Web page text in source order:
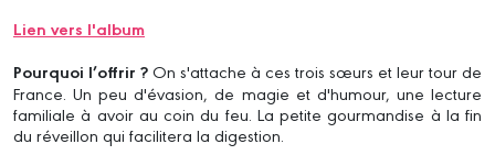
Lien vers l'album
Pourquoi l’offrir ?On s'attache à ces trois sœurs et leur tour de
France. Un peu d'évasion, de magie et d'humour, une lecture
familiale à avoir au coin du feu. La petite gourmandise à la fin
du réveillon qui facilitera la digestion.